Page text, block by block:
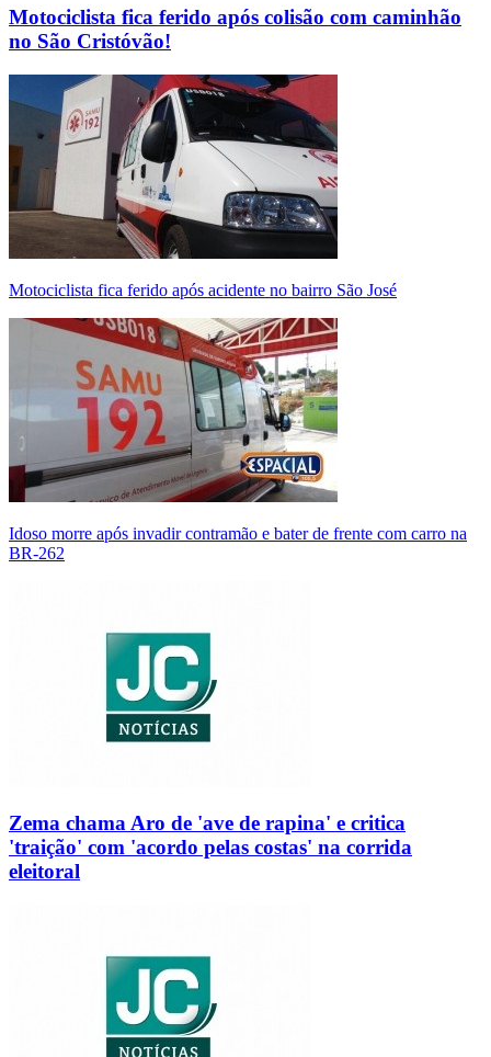
Motociclista fica ferido após colisão com caminhão
no São Cristóvão!
Motociclista fica ferido após acidente no bairro São José
Idoso morre após invadir contramão e bater de frente com carro na
BR-262
Zema chama Aro de 'ave de rapina' e critica
'traição' com 'acordo pelas costas' na corrida
eleitoral